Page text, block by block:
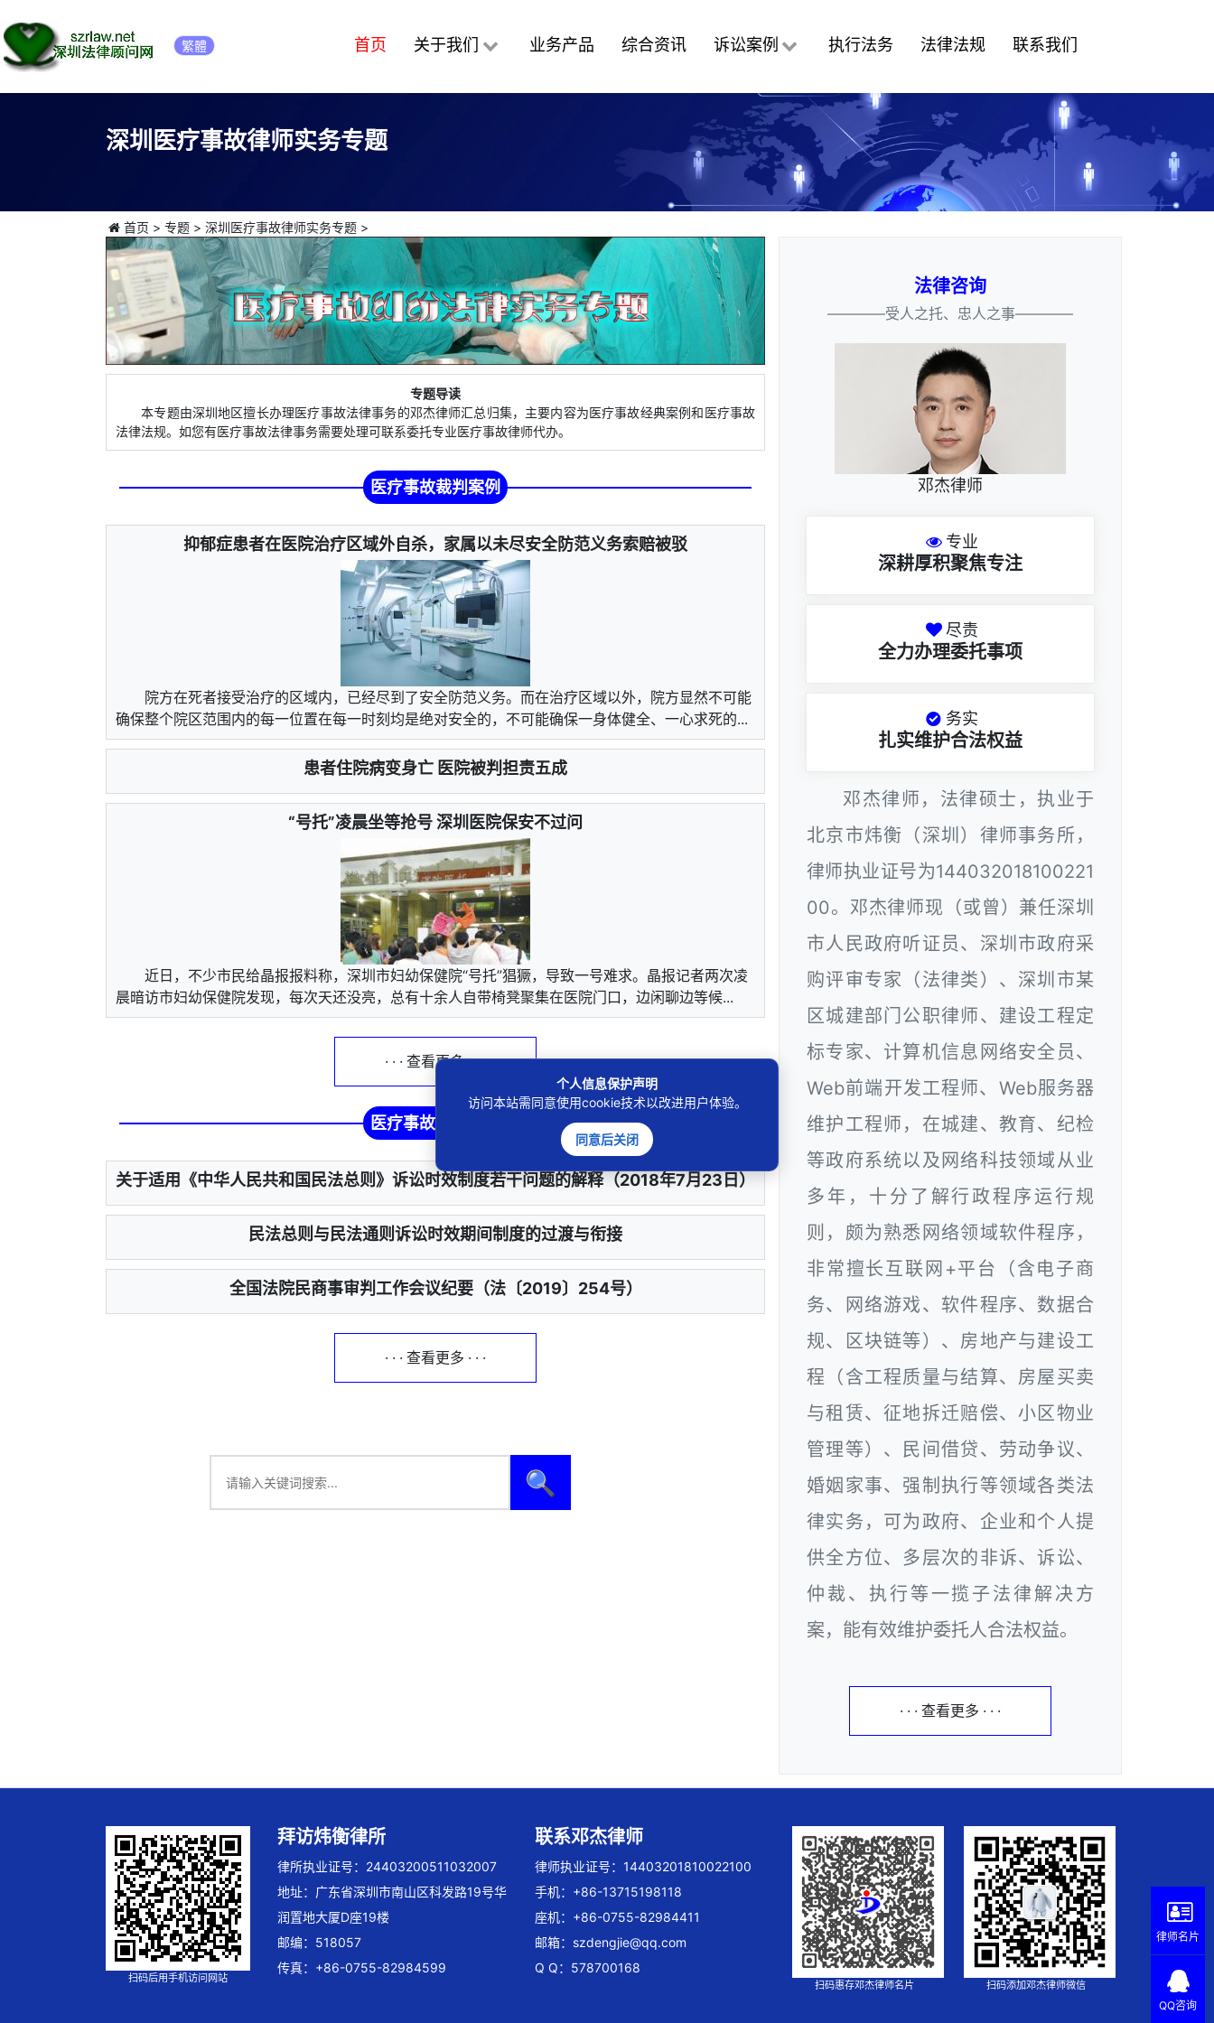
繁體 首页 关于我们 业务产品 综合资讯 诉讼案例 执行法务 法律法规 联系我们
深圳医疗事故律师实务专题
首页 > 专题> 深圳医疗事故律师实务专题>
专题导读
本专题由深圳地区擅长办理医疗事故法律事务的邓杰律师汇总归集，主要内容为医疗事故经典案例和医疗事故
法律法规。如您有医疗事故法律事务需要处理可联系委托专业医疗事故律师代办。
医疗事故裁判案例
抑郁症患者在医院治疗区域外自杀，家属以未尽安全防范义务索赔被驳
院方在死者接受治疗的区域内，已经尽到了安全防范义务。而在治疗区域以外，院方显然不可能
确保整个院区范围内的每一位置在每一时刻均是绝对安全的，不可能确保一身体健全、一心求死的...
患者住院病变身亡 医院被判担责五成
“号托”凌晨坐等抢号 深圳医院保安不过问
近日，不少市民给晶报报料称，深圳市妇幼保健院“号托”猖獗，导致一号难求。晶报记者两次凌
晨暗访市妇幼保健院发现，每次天还没亮，总有十余人自带椅凳聚集在医院门口，边闲聊边等候...
· · · 查看更多 · · ·
医疗事故法律法规
关于适用《中华人民共和国民法总则》诉讼时效制度若干问题的解释（2018年7月23日）
民法总则与民法通则诉讼时效期间制度的过渡与衔接
全国法院民商事审判工作会议纪要（法〔2019〕254号）
· · · 查看更多 · · ·
🔍
法律咨询
————受人之托、忠人之事————
邓杰律师
专业
深耕厚积聚焦专注
尽责
全力办理委托事项
务实
扎实维护合法权益
邓杰律师，法律硕士，执业于
北京市炜衡（深圳）律师事务所，
律师执业证号为144032018100221
00。邓杰律师现（或曾）兼任深圳
市人民政府听证员、深圳市政府采
购评审专家（法律类）、深圳市某
区城建部门公职律师、建设工程定
标专家、计算机信息网络安全员、
Web前端开发工程师、Web服务器
维护工程师，在城建、教育、纪检
等政府系统以及网络科技领域从业
多年，十分了解行政程序运行规
则，颇为熟悉网络领域软件程序，
非常擅长互联网+平台（含电子商
务、网络游戏、软件程序、数据合
规、区块链等）、房地产与建设工
程（含工程质量与结算、房屋买卖
与租赁、征地拆迁赔偿、小区物业
管理等）、民间借贷、劳动争议、
婚姻家事、强制执行等领域各类法
律实务，可为政府、企业和个人提
供全方位、多层次的非诉、诉讼、
仲裁、执行等一揽子法律解决方
案，能有效维护委托人合法权益。
· · · 查看更多 · · ·
扫码后用手机访问网站
拜访炜衡律所
律所执业证号：24403200511032007
地址：广东省深圳市南山区科发路19号华
润置地大厦D座19楼
邮编：518057
传真：+86-0755-82984599
联系邓杰律师
律师执业证号：14403201810022100
手机：+86-13715198118
座机：+86-0755-82984411
邮箱： szdengjie@qq.com
Q Q：578700168
扫码惠存邓杰律师名片 扫码添加邓杰律师微信
个人信息保护声明
访问本站需同意使用cookie技术以改进用户体验。
同意后关闭
律师名片
QQ咨询